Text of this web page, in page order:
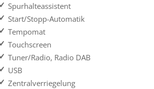
Spurhalteassistent
Start/Stopp-Automatik
Tempomat
Touchscreen
Tuner/Radio, Radio DAB
USB
Zentralverriegelung